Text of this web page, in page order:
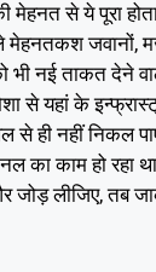
मेहनत से ये पूरा
मेहनतकश जवानों,
नई ताकत देने
से यहां के
से ही नहीं
का काम हो रहा
जोड़ लीजिए, तब